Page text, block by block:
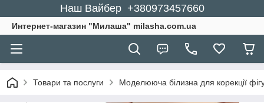
Наш Вайбер +380973457660
Интернет-магазин "Милаша" milasha.com.ua
Товари та послуги Моделююча білизна для корекції